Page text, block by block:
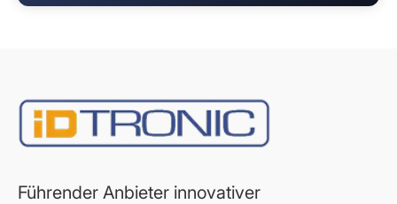
Führender Anbieter innovativer